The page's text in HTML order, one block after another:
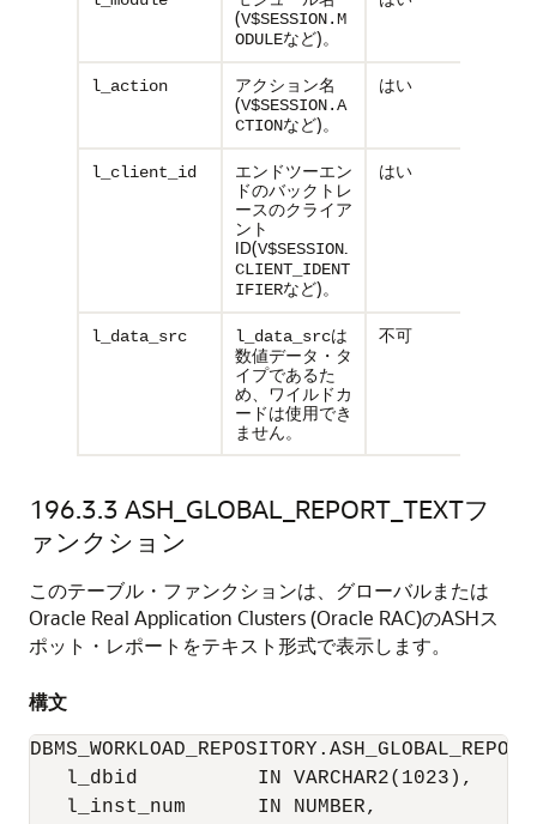
(V$SESSION.M
ODULEなど)。
l_action
アクション名
(V$SESSION.A
CTIONなど)。
はい
l_client_id
エンドツーエン
ドのバックトレ
ースのクライア
ント
ID(V$SESSION.
CLIENT_IDENT
IFIERなど)。
はい
l_data_src l_data_srcは
数値データ・タ
イプであるた
め、ワイルドカ
ードは使用でき
ません。
不可
196.3.3 ASH_GLOBAL_REPORT_TEXTフ
ァンクション
このテーブル・ファンクションは、グローバルまたは
Oracle Real Application Clusters (Oracle RAC)のASHス
ポット・レポートをテキスト形式で表示します。
構文
   l_dbid          IN VARCHAR2(1023),
   l_inst_num      IN NUMBER,